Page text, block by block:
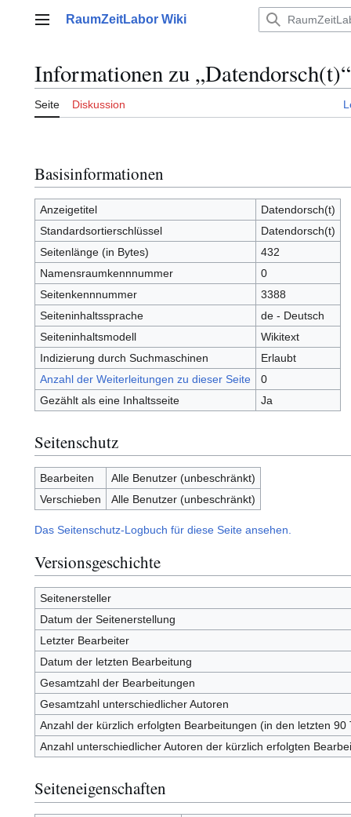
Hauptmenü
RaumZeitLabor Wiki
Informationen zu „Datendorsch(t)“
Seite Diskussion
Basisinformationen
Anzeigetitel
Datendorsch(t)
Standardsortierschlüssel
Datendorsch(t)
Seitenlänge (in Bytes)
432
Namensraumkennnummer
0
Seitenkennnummer
3388
Seiteninhaltssprache
de - Deutsch
Seiteninhaltsmodell
Wikitext
Indizierung durch Suchmaschinen
Erlaubt
Anzahl der Weiterleitungen zu dieser Seite
0
Gezählt als eine Inhaltsseite
Ja
Seitenschutz
Bearbeiten
Alle Benutzer (unbeschränkt)
Verschieben
Alle Benutzer (unbeschränkt)
Das Seitenschutz-Logbuch für diese Seite ansehen.
Versionsgeschichte
Seitenersteller
Datum der Seitenerstellung
Letzter Bearbeiter
Datum der letzten Bearbeitung
Gesamtzahl der Bearbeitungen
Gesamtzahl unterschiedlicher Autoren
Anzahl der kürzlich erfolgten Bearbeitungen (in den letzten 90
Anzahl unterschiedlicher Autoren der kürzlich erfolgten
Seiteneigenschaften